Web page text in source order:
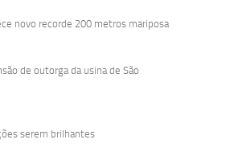
novo recorde 200 metros mariposa
de outorga da usina de São
serem brilhantes